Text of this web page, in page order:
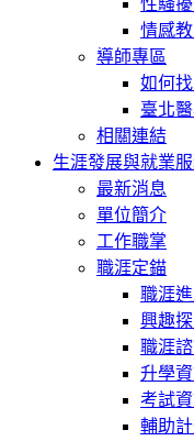
情感
導師專區
如何
臺北
相關連結
生涯發展與就業
最新消息
單位簡介
工作職掌
職涯定錨
職涯
興趣
職涯
升學
考試
輔助